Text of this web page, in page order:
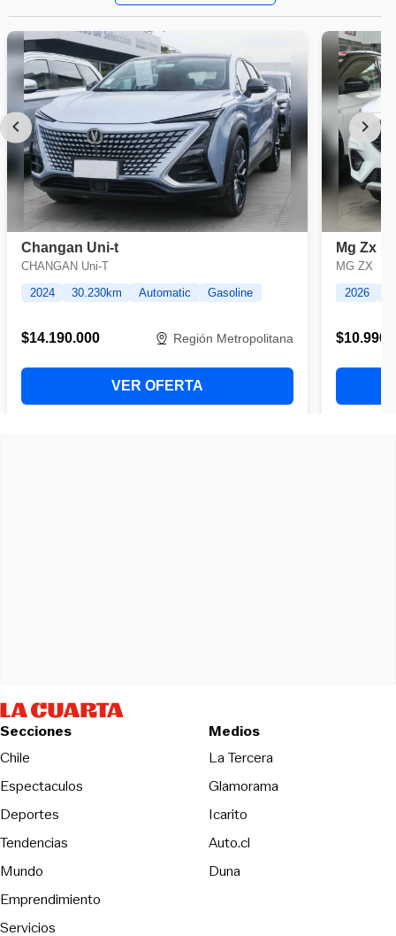
Secciones
Chile
Espectaculos
Deportes
Tendencias
Mundo
Emprendimiento
Servicios
Medios
La TerceraOpens in new
Glamorama
Icarito
Auto.cl
DunaOpens in new window